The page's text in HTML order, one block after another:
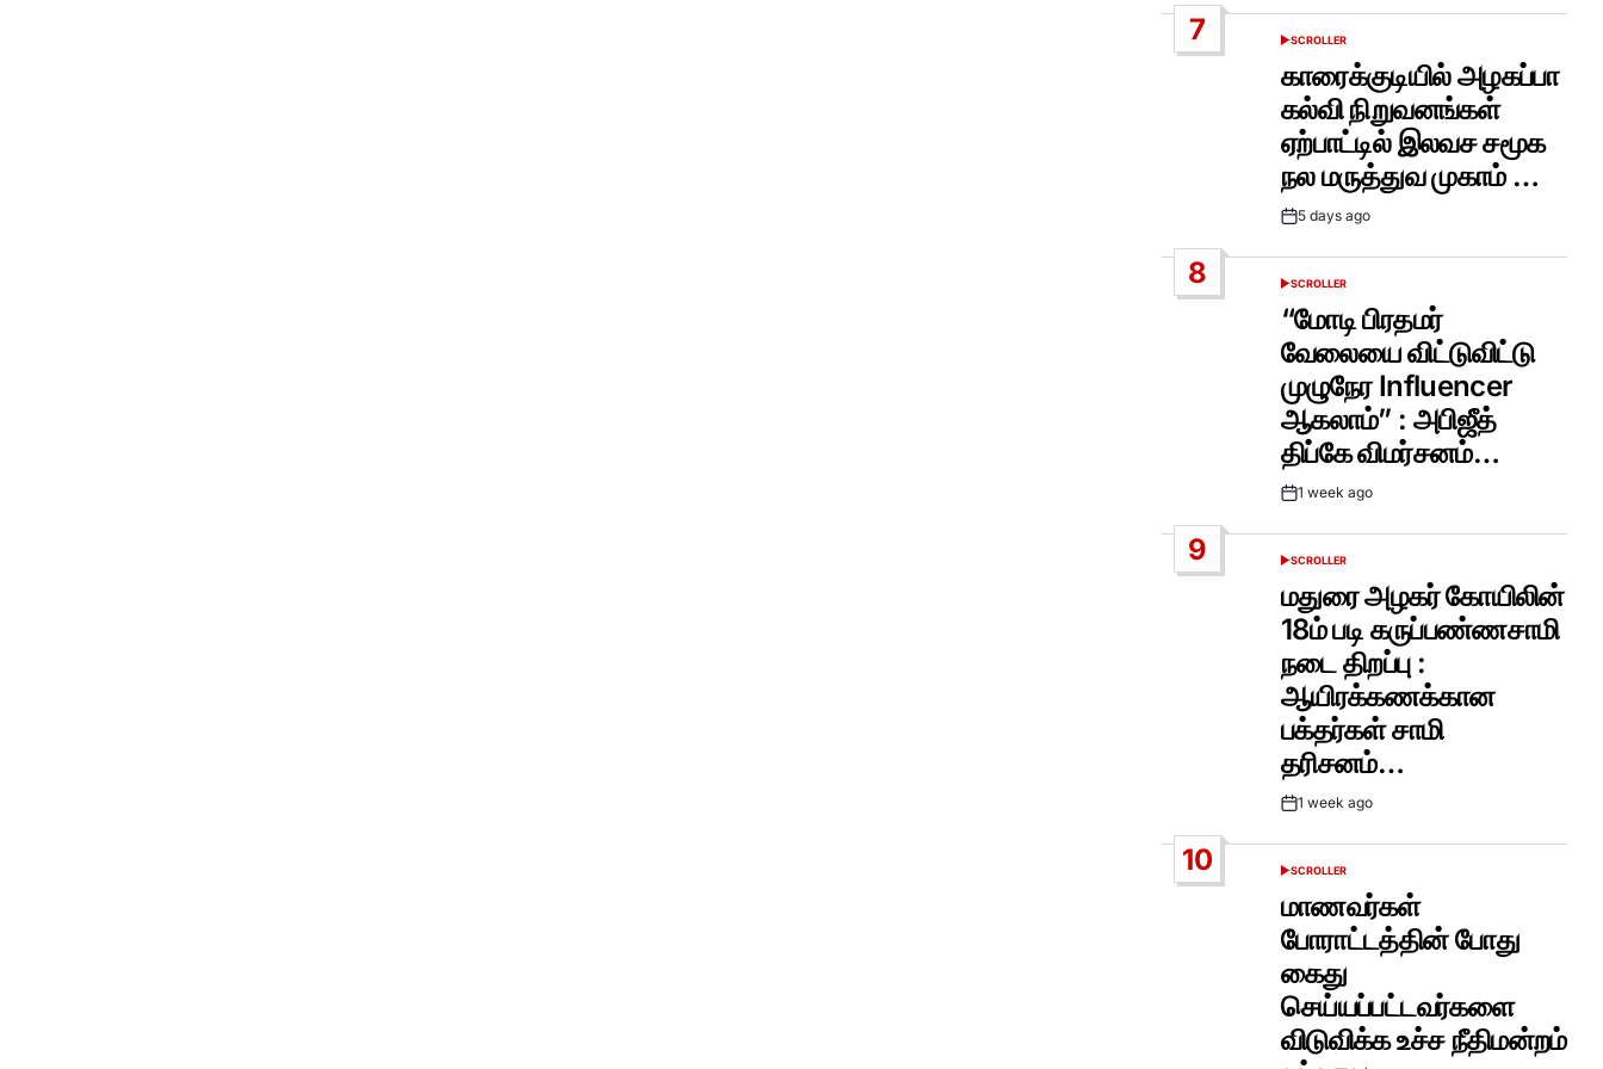
7
POSTED
SCROLLER
காரைக்குடியில் அழகப்பா
கல்வி நிறுவனங்கள்
ஏற்பாட்டில் இலவச சமூக
நல மருத்துவ முகாம் …
Post5 days ago
8
POSTED
SCROLLER
“மோடி பிரதமர்
வேலையை விட்டுவிட்டு
முழுநேர Influencer
ஆகலாம்” : அபிஜீத்
திப்கே விமர்சனம்…
Post1 week ago
9
POSTED
SCROLLER
மதுரை அழகர் கோயிலின்
18ம் படி கருப்பண்ணசாமி
நடை திறப்பு :
ஆயிரக்கணக்கான
பக்தர்கள் சாமி
தரிசனம்…
Post1 week ago
10
POSTED
SCROLLER
மாணவர்கள்
போராட்டத்தின் போது
கைது
செய்யப்பட்டவர்களை
விடுவிக்க உச்ச நீதிமன்றம்